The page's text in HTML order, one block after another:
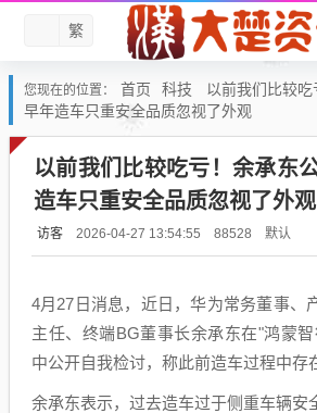
繁
您现在的位置： 首页 科技
以前我们比较吃
早年造车只重安全品质忽视了外观
以前我们比较吃亏！余承东
造车只重安全品质忽视了外观
访客 2026-04-27 13:54:55 88528 默认
4月27日消息，近日，华为常务董事、
主任、终端BG董事长余承东在"鸿蒙
中公开自我检讨，称此前造车过程中存
余承东表示，过去造车过于侧重车辆安